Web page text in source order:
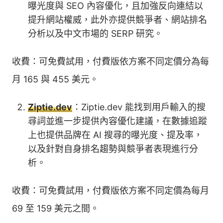
曝光度與 SEO 內容優化，且加強反向連結以
提升網站權威，此外亦提供競爭者、網站排名
分析以及中文市場的 SERP 研究。
收費：可免費試用，付費版依方案不同定價分為每
月 165 與 455 美元。
Ziptie.dev ：Ziptie.dev 能找到用戶輸入的搜
尋詞並進一步提供內容優化建議，在數據追蹤
上也提供品牌在 AI 搜尋的曝光度、提及率，
以及針對自身排名趨勢與競爭者表現進行分
析。
收費：可免費試用，付費版依方案不同定價為每月
69 至 159 美元之間。